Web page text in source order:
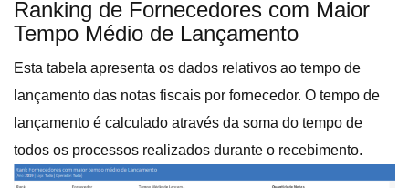
Ranking de Fornecedores com Maior
Tempo Médio de Lançamento
Esta tabela apresenta os dados relativos ao tempo de
lançamento das notas fiscais por fornecedor. O tempo de
lançamento é calculado através da soma do tempo de
todos os processos realizados durante o recebimento.